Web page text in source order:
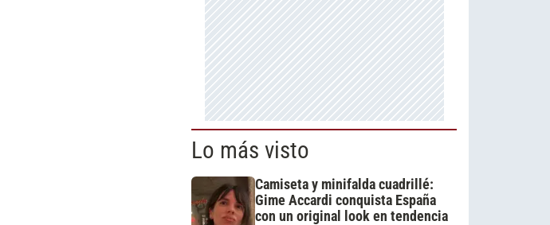
Lo más visto
Camiseta y minifalda cuadrillé:
Gime Accardi conquista España
con un original look en tendencia